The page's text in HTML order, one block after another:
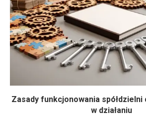
Zasady funkcjonowania
w działaniu